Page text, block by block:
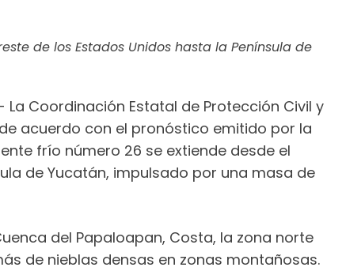
de los Estados Unidos hasta la Península de
La Coordinación Estatal de Protección Civil y
acuerdo con el pronóstico emitido por la
frío número 26 se extiende desde el
de Yucatán, impulsado por una masa de
del Papaloapan, Costa, la zona norte
de nieblas densas en zonas montañosas.